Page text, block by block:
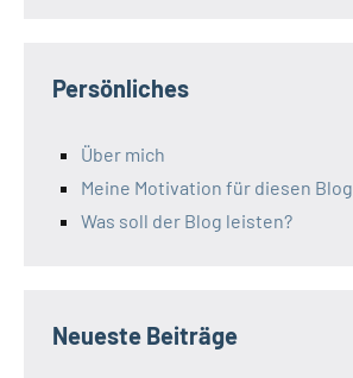
Persönliches
Über mich
Meine Motivation für diesen Blog
Was soll der Blog leisten?
Neueste Beiträge